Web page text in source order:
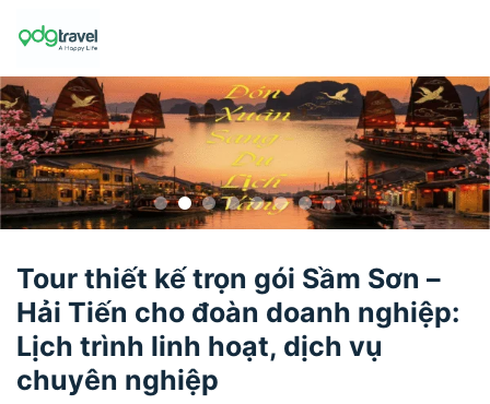
Tour thiết kế trọn gói Sầm Sơn –
Hải Tiến cho đoàn doanh nghiệp:
Lịch trình linh hoạt, dịch vụ
chuyên nghiệp